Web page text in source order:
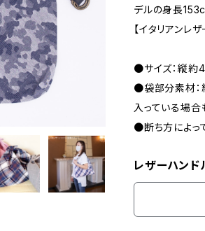
デルの身長
【イタリアンレ
●サイズ：縦約
●袋部分素材：
入っている場合
●断ち方によっ
レザーハンド